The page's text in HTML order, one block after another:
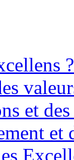
?
et des
et